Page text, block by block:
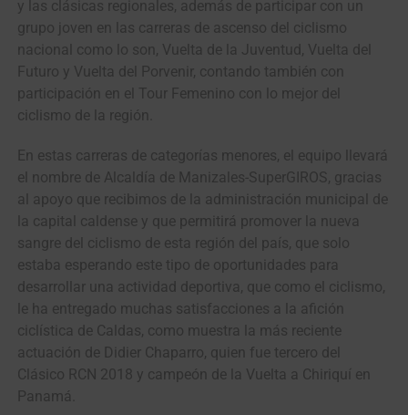
y las clásicas regionales, además de participar con un
grupo joven en las carreras de ascenso del ciclismo
nacional como lo son, Vuelta de la Juventud, Vuelta del
Futuro y Vuelta del Porvenir, contando también con
participación en el Tour Femenino con lo mejor del
ciclismo de la región.
En estas carreras de categorías menores, el equipo llevará
el nombre de Alcaldía de Manizales-SuperGIROS, gracias
al apoyo que recibimos de la administración municipal de
la capital caldense y que permitirá promover la nueva
sangre del ciclismo de esta región del país, que solo
estaba esperando este tipo de oportunidades para
desarrollar una actividad deportiva, que como el ciclismo,
le ha entregado muchas satisfacciones a la afición
ciclística de Caldas, como muestra la más reciente
actuación de Didier Chaparro, quien fue tercero del
Clásico RCN 2018 y campeón de la Vuelta a Chiriquí en
Panamá.